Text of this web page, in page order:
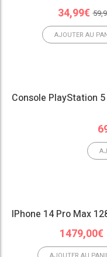
Le
prix
initial
34,99€Le
prix
AJOUTER AU
Console PlayStation
IPhone 14 Pro Max
1479,00€